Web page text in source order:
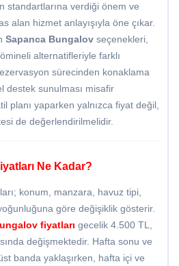
standartlarına verdiği önem ve
alan hizmet anlayışıyla öne çıkar.
Sapanca Bungalov seçenekleri,
alternatifleriyle farklı
sürecinden konaklama
destek sunulması misafir
planı yaparken yalnızca fiyat değil,
de değerlendirilmelidir.
Ne Kadar?
konum, manzara, havuz tipi,
göre değişiklik gösterir.
fiyatları gecelik 4.500 TL,
değişmektedir. Hafta sonu ve
banda yaklaşırken, hafta içi ve